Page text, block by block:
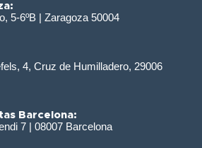
5-6ºB | Zaragoza 50004
4, Cruz de Humilladero, 29006
Barcelona:
7 | 08007 Barcelona